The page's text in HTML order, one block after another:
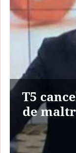
T5
de